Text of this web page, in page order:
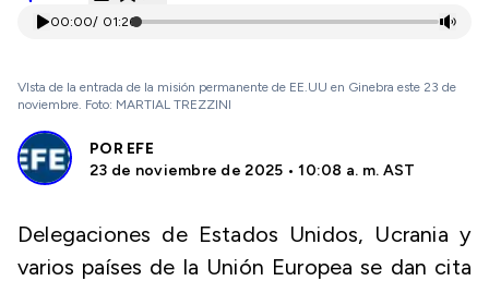
00:00/ 01:26
VIsta de la entrada de la misión permanente de EE.UU en Ginebra este 23 de
noviembre. Foto: MARTIAL TREZZINI
POR EFE
23 de noviembre de 2025 • 10:08 a. m. AST
Delegaciones de Estados Unidos, Ucrania y
varios países de la Unión Europea se dan cita